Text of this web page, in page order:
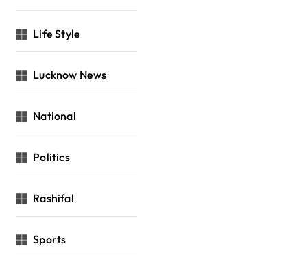
Life Style
Lucknow News
National
Politics
Rashifal
Sports